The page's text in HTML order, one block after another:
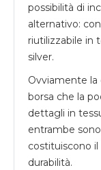
possibilità di
alternativo:
riutilizzabile in
silver.
Ovviamente la
borsa che la
dettagli in
entrambe
costituiscono
durabilità.